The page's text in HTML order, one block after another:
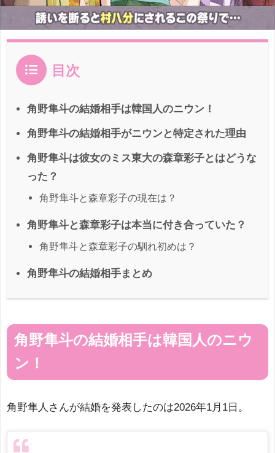
目次
角野隼斗の結婚相手は韓国人のニウン！
角野隼斗の結婚相手がニウンと特定された理由
角野隼斗は彼女のミス東大の森章彩子とはどうな
った？
角野隼斗と森章彩子の現在は？
角野隼斗と森章彩子は本当に付き合っていた？
角野隼斗と森章彩子の馴れ初めは？
角野隼斗の結婚相手まとめ
角野隼斗の結婚相手は韓国人のニウ
ン！
角野隼人さんが結婚を発表したのは2026年1月1日。